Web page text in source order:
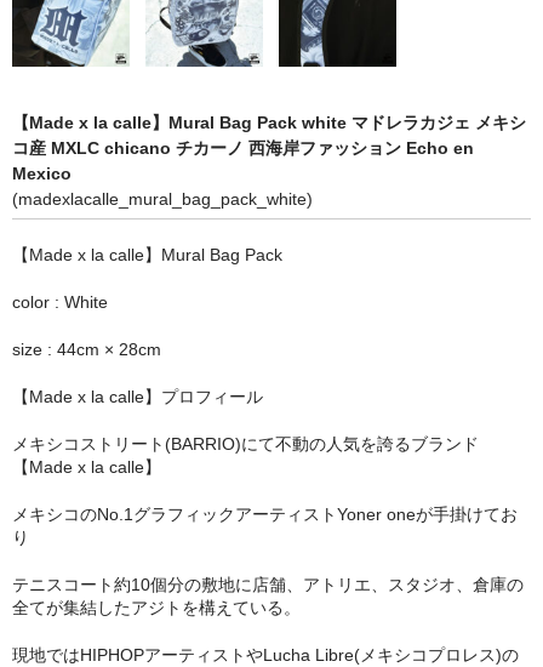
STILL 90’s
Brown Pride
Por Vida
全商品（ORIGINAL）
ハニーカムトライプ
ホルモンクラブ
天ぷらまめすけ
C D / D V D
MixCD
Japanese Rap
【Made x la calle】Mural Bag Pack white マドレラカジェ メキシ
コ産 MXLC chicano チカーノ 西海岸ファッション Echo en
Mexico
(madexlacalle_mural_bag_pack_white)
【Made x la calle】Mural Bag Pack
color : White
size : 44cm × 28cm
【Made x la calle】プロフィール
メキシコストリート(BARRIO)にて不動の人気を誇るブランド
【Made x la calle】
メキシコのNo.1グラフィックアーティストYoner oneが手掛けてお
り
テニスコート約10個分の敷地に店舗、アトリエ、スタジオ、倉庫の
全てが集結したアジトを構えている。
現地ではHIPHOPアーティストやLucha Libre(メキシコプロレス)の